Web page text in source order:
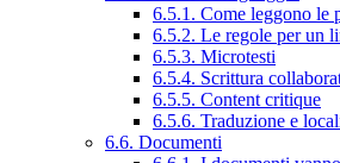
6.5.1. Come leggono le
6.5.2. Le regole per un
6.5.3. Microtesti
6.5.4. Scrittura
6.5.5. Content critique
6.5.6. Traduzione e
6.6. Documenti